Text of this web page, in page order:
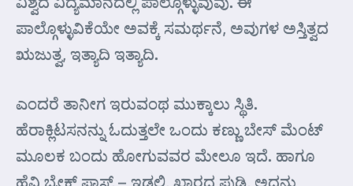
ಪಾಲ್ಗೊಳ್ಳುವಿಕೆಯೇ ಅವಕ್ಕೆ ಸಮರ್ಥನೆ, ಅವುಗಳ ಅಸ್ತಿತ್ವದ
ಋಜುತ್ವ, ಇತ್ಯಾದಿ ಇತ್ಯಾದಿ.
ಎಂದರೆ ತಾನೀಗ ಇರುವಂಥ ಮುಕ್ಕಾಲು ಸ್ಥಿತಿ.
ಹೆರಾಕ್ಲಿಟಸನನ್ನು ಓದುತ್ತಲೇ ಒಂದು ಕಣ್ಣು ಬೇಸ್ ಮೆಂಟ್
ಮೂಲಕ ಬಂದು ಹೋಗುವವರ ಮೇಲೂ ಇದೆ. ಹಾಗೂ
ಹೆವಿ ಬ್ರೇಕ್ ಫ಼ಾಸ್ಟ್ – ಇಡ್ಡಲಿ, ಖಾರದ ಪುಡಿ, ಅದನ್ನು